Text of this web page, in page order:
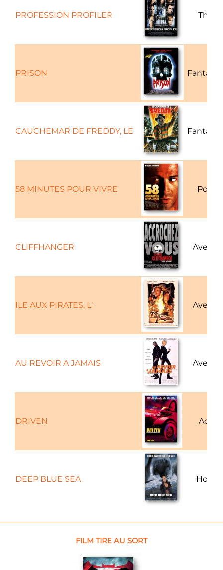
PROFESSION PROFILER
PRISON
CAUCHEMAR DE FREDDY, LE
58 MINUTES POUR VIVRE
CLIFFHANGER
ILE AUX PIRATES, L'
AU REVOIR A JAMAIS
DRIVEN
DEEP BLUE SEA
FILM TIRE AU SORT